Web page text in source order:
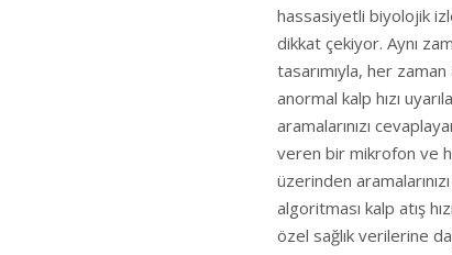
hassasiyetli biyolojik
dikkat çekiyor. Aynı
tasarımıyla, her zaman
anormal kalp hızı
aramalarınızı
veren bir mikrofon ve
üzerinden
algoritması kalp atış
özel sağlık verilerine